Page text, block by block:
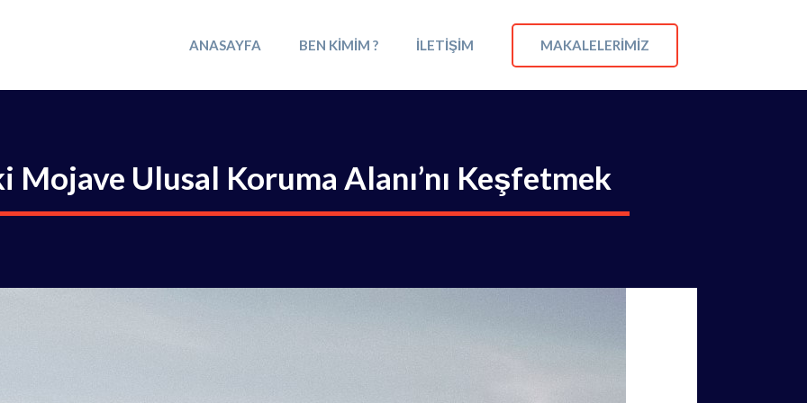
ANASAYFA BEN KIMIM ? İLETIŞIM MAKALELERIMIZ
Mojave Ulusal Koruma Alanı’nı Keşfetmek